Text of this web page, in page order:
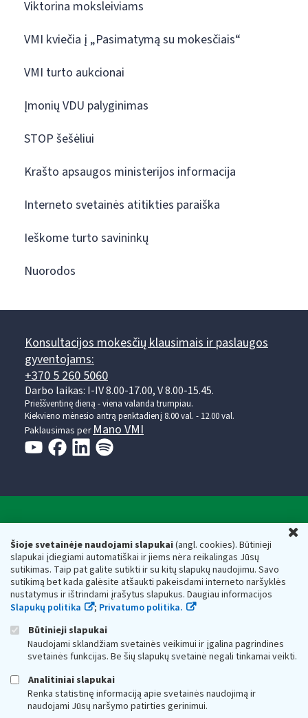
Šioje svetainėje naudojami slapukai(angl. cookies). Būtinieji
slapukai įdiegiami automatiškai ir jiems nėra reikalingas Jūsų
sutikimas. Taip pat galite sutikti ir su kitų slapukų naudojimu. Savo
sutikimą bet kada galėsite atšaukti pakeisdami interneto naršyklės
nustatymus ir ištrindami įrašytus slapukus. Daugiau informacijos
Slapukų politika
; Privatumo politika.
Būtinieji slapukai
Naudojami sklandžiam svetainės veikimui ir įgalina pagrindines
svetainės funkcijas. Be šių slapukų svetainė negali tinkamai veikti.
Analitiniai slapukai
Renka statistinę informaciją apie svetainės naudojimą ir
naudojami Jūsų naršymo patirties gerinimui.
Viktorina moksleiviams
VMI kviečia į „Pasimatymą su mokesčiais“
VMI turto aukcionai
Įmonių VDU palyginimas
STOP šešėliui
Krašto apsaugos ministerijos informacija
Interneto svetainės atitikties paraiška
Ieškome turto savininkų
Nuorodos
Konsultacijos mokesčių klausimais ir paslaugos
gyventojams:
+370 5 260 5060
Darbo laikas: I-IV 8.00-17.00, V 8.00-15.45.
Prieššventinę dieną - viena valanda trumpiau.
Kiekvieno mėnesio antrą penktadienį 8.00 val. - 12.00 val.
Paklausimas perMano VMI
Valstybinė mokesčių inspekcija prie Lietuvos
Respublikos finansų ministerijos
Biudžetinė įstaiga. Juridinio asmens kodas — 188659752,
adresas: Vasario 16-osios g. 14, 01107 Vilnius, Lietuva, el.paštas:
vmi@vmi.lt , E. pristatymo dėžutės adresas 188659752
Duomenys apie Valstybinę mokesčių inspekciją prie Lietuvos
Respublikos finansų ministerijos kaupiami ir saugomi Juridinių